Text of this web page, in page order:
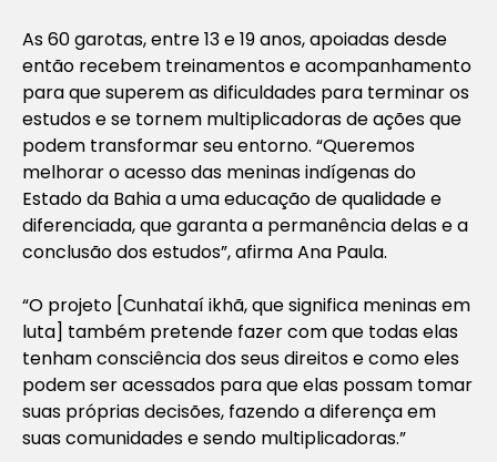
As 60 garotas, entre 13 e 19 anos, apoiadas desde
então recebem treinamentos e acompanhamento
para que superem as dificuldades para terminar os
estudos e se tornem multiplicadoras de ações que
podem transformar seu entorno. “Queremos
melhorar o acesso das meninas indígenas do
Estado da Bahia a uma educação de qualidade e
diferenciada, que garanta a permanência delas e a
conclusão dos estudos”, afirma Ana Paula.
“O projeto [Cunhataí ikhã, que significa meninas em
luta] também pretende fazer com que todas elas
tenham consciência dos seus direitos e como eles
podem ser acessados para que elas possam tomar
suas próprias decisões, fazendo a diferença em
suas comunidades e sendo multiplicadoras.”